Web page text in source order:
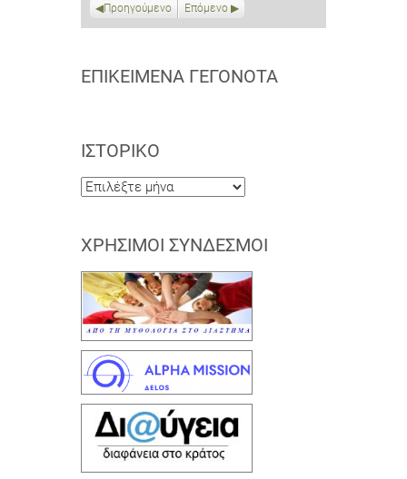
Προηγούμενο Επόμενο
ΕΠΙΚΕΊΜΕΝΑ ΓΕΓΟΝΌΤΑ
ΙΣΤΟΡΙΚΌ
Ιστορικό
ΧΡΉΣΙΜΟΙ ΣΎΝΔΕΣΜΟΙ